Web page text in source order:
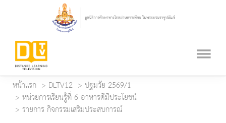
หน้าแรก DLTV12
ปฐมวัย 2569/1
หน่วยการเรียนรู้ที่ 6 อาหารดีมีประโยชน์
รายการ กิจกรรมเสริมประสบการณ์